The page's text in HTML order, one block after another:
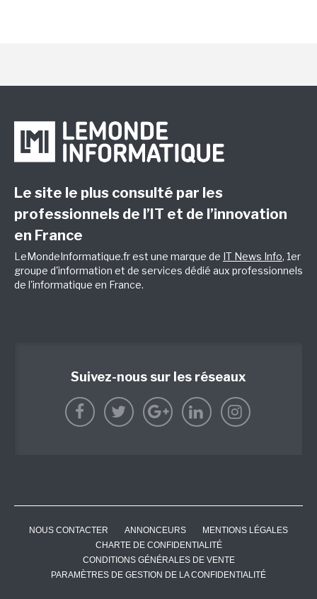
Le site le plus consulté par les
professionnels de l’IT et de l’innovation
en France
LeMondeInformatique.fr est une marque de IT News Info, 1er
groupe d'information et de services dédié aux professionnels
de l'informatique en France.
Suivez-nous sur les réseaux
NOUS CONTACTER ANNONCEURS
MENTIONS LÉGALES
CHARTE DE CONFIDENTIALITÉ
CONDITIONS GÉNÉRALES DE VENTE
PARAMÈTRES DE GESTION DE LA CONFIDENTIALITÉ